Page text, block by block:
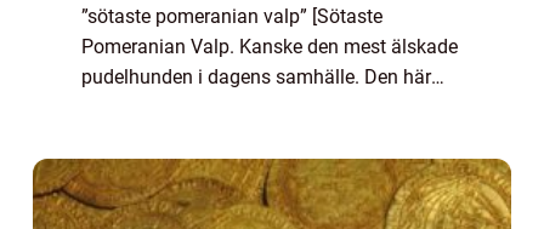
”sötaste pomeranian valp” [Sötaste
Pomeranian Valp. Kanske den mest älskade
pudelhunden i dagens samhälle. Den här
...